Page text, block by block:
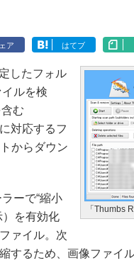
ア はてブ
「Thumbs
したフォル
イルを検
む
対応するフ
からダウン
ーで“縮小
）を有効化
ァイル。次
するため、画像ファイ